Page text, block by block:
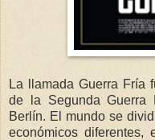
La llamada Guerra Fría
de la Segunda
Berlín. El mundo se
económicos